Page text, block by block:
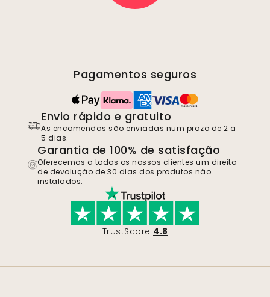
Pagamentos seguros
Envio rápido e gratuito
As encomendas são enviadas num prazo de 2 a
5 dias.
Garantia de 100% de satisfação
Oferecemos a todos os nossos clientes um direito
de devolução de 30 dias dos produtos não
instalados.
TrustScore 4.8